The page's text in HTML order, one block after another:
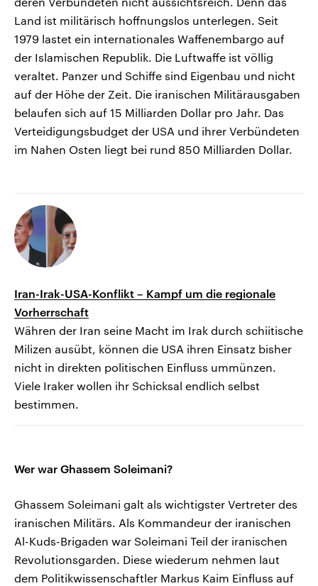
Land ist militärisch hoffnungslos unterlegen. Seit
1979 lastet ein internationales Waffenembargo auf
der Islamischen Republik. Die Luftwaffe ist völlig
veraltet. Panzer und Schiffe sind Eigenbau und nicht
auf der Höhe der Zeit. Die iranischen Militärausgaben
belaufen sich auf 15 Milliarden Dollar pro Jahr. Das
Verteidigungsbudget der USA und ihrer Verbündeten
im Nahen Osten liegt bei rund 850 Milliarden Dollar.
Iran-Irak-USA-Konflikt – Kampf um die regionale
Vorherrschaft
Währen der Iran seine Macht im Irak durch schiitische
Milizen ausübt, können die USA ihren Einsatz bisher
nicht in direkten politischen Einfluss ummünzen.
Viele Iraker wollen ihr Schicksal endlich selbst
bestimmen.
Wer war Ghassem Soleimani?
Ghassem Soleimani galt als wichtigster Vertreter des
iranischen Militärs. Als Kommandeur der iranischen
Al-Kuds-Brigaden war Soleimani Teil der iranischen
Revolutionsgarden. Diese wiederum nehmen laut
dem Politikwissenschaftler Markus Kaim Einfluss auf